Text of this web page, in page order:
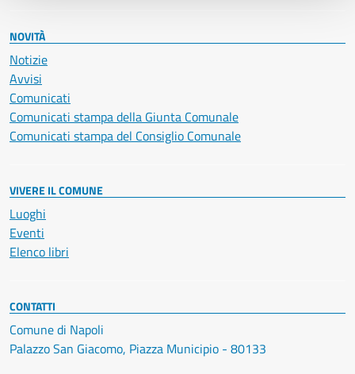
NOVITÀ
Notizie
Avvisi
Comunicati
Comunicati stampa della Giunta Comunale
Comunicati stampa del Consiglio Comunale
VIVERE IL COMUNE
Luoghi
Eventi
Elenco libri
CONTATTI
Comune di Napoli
Palazzo San Giacomo, Piazza Municipio - 80133